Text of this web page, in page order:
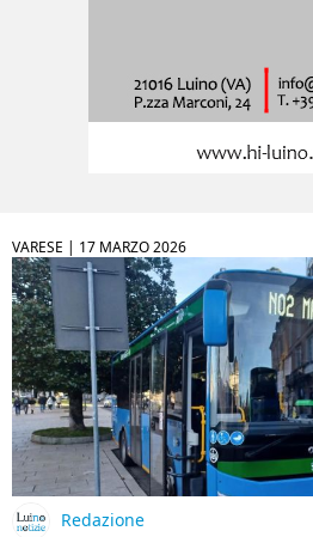
VARESE | 17 MARZO 2026
Redazione